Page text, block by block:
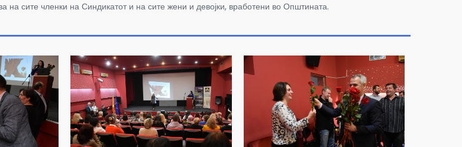
сите членки на Синдикатот и на сите жени и девојки, вработени во Општината.